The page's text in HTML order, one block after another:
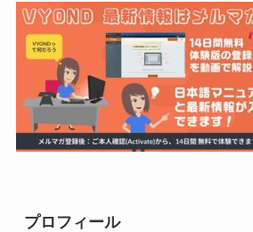
プロフィール